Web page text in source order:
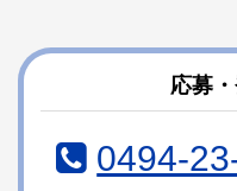
テ
ン
ジ
の
応募
0494-